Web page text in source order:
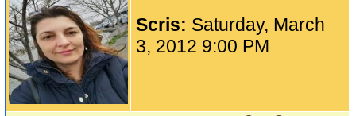
Scris: Saturday, March
3, 2012 9:00 PM